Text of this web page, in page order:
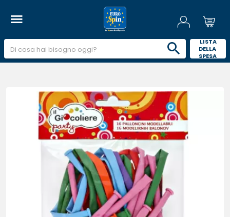
LISTA
DELLA
SPESA